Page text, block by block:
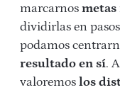
marcarnos
dividirlas en
podamos
resultado en sí.
valoremos los